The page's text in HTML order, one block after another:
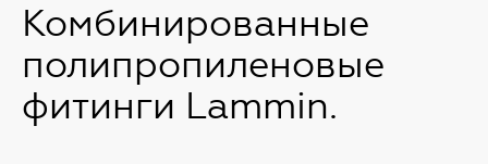
Комбинированные
полипропиленовые
фитинги Lammin.